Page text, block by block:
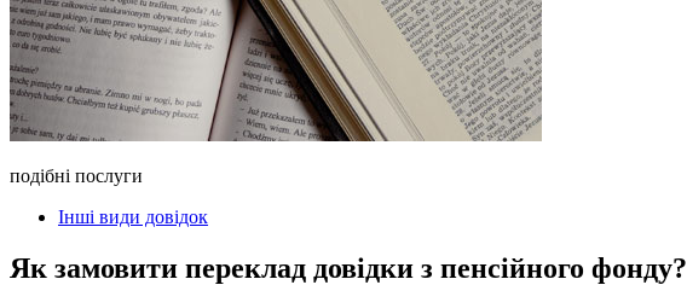
подібні послуги
Інші види довідок
Як замовити переклад довідки з пенсійного фонду?